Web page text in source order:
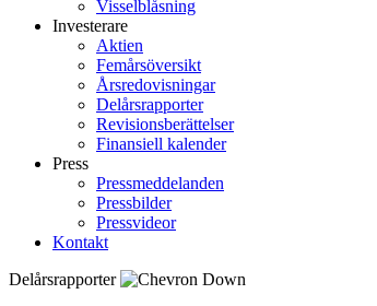
Visselblåsning
Investerare
Aktien
Femårsöversikt
Årsredovisningar
Delårsrapporter
Revisionsberättelser
Finansiell kalender
Press
Pressmeddelanden
Pressbilder
Pressvideor
Kontakt
Delårsrapporter